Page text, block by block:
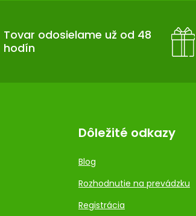
Tovar odosielame už od 48
hodín
Dôležité odkazy
Blog
Rozhodnutie na prevádzku
Registrácia